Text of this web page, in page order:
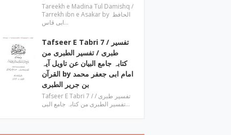
Tareekh e Madina Tul Damishq /
Tarrekh ibn e Asakar by الحافظ
ابی قاس…
Tafseer E Tabri 7 / تفسیر
طبری / تفسیر الطبری من
کتابہ جامع البیان عن تاویل آیہ
القرآن by امام ابی جعفر محمد
بن جریر الطبری
Tafseer E Tabri 7 / تفسیر طبری /
تفسیر الطبری من کتابہ جامع البی…